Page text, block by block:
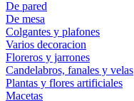
De pared
De mesa
Colgantes y plafones
Varios decoracion
Floreros y jarrones
Candelabros, fanales y velas
Plantas y flores artificiales
Macetas